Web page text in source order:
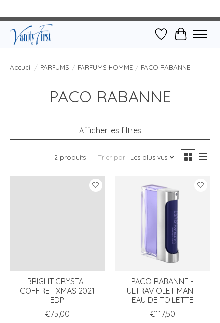
Liste dePanier
Accueil / PARFUMS / PARFUMS HOMME / PACO RABANNE
PACO RABANNE
Afficher les filtres
2 produits Trier par Les plus vus
BRIGHT CRYSTAL
COFFRET XMAS 2021
EDP
€75,00
PACO RABANNE -
ULTRAVIOLET MAN -
EAU DE TOILETTE
€117,50